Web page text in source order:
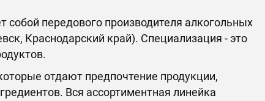
собой передового производителя алкогольных
Краснодарский край). Специализация - это
отдают предпочтение продукции,
Вся ассортиментная линейка